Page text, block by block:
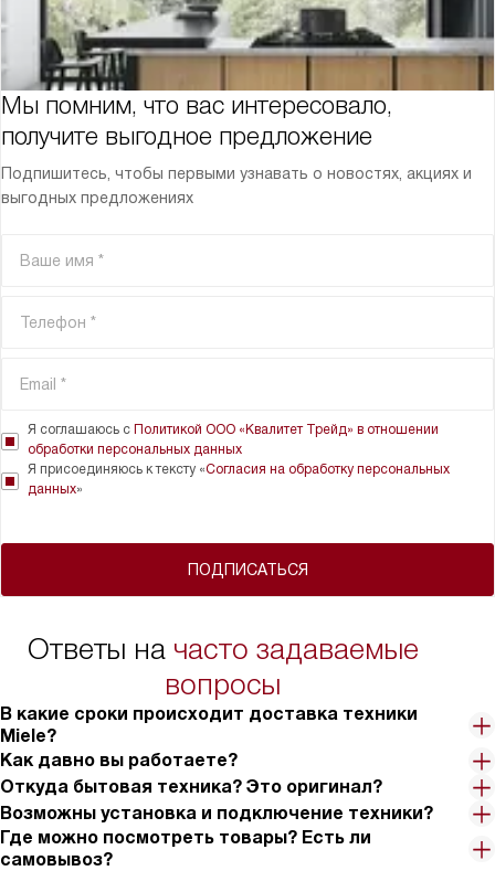
Мы помним, что вас интересовало,
получите выгодное предложение
Подпишитесь, чтобы первыми узнавать о новостях, акциях и
выгодных предложениях
ПОДПИСАТЬСЯ
Я соглашаюсь с Политикой ООО «Квалитет Трейд» в отношении
обработки персональных данных
Я присоединяюсь к тексту «Согласия на обработку персональных
данных»
Ответы на часто задаваемые
вопросы
В какие сроки происходит доставка техники
Miele?
Как давно вы работаете?
Откуда бытовая техника? Это оригинал?
Возможны установка и подключение техники?
Где можно посмотреть товары? Есть ли
самовывоз?